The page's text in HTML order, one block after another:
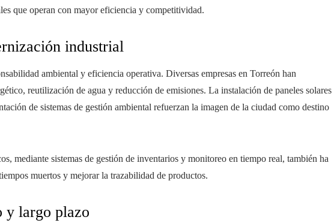
que operan con mayor eficiencia y competitividad.
industrial
ambiental y eficiencia operativa. Diversas empresas en Torreón han
reutilización de agua y reducción de emisiones. La instalación de paneles solares
de sistemas de gestión ambiental refuerzan la imagen de la ciudad como destino
mediante sistemas de gestión de inventarios y monitoreo en tiempo real, también ha
muertos y mejorar la trazabilidad de productos.
y largo plazo